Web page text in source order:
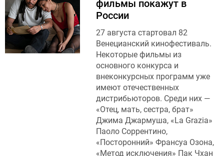
фильмы покажут в
России
27 августа стартовал 82
Венецианский кинофестиваль.
Некоторые фильмы из
основного конкурса и
внеконкурсных программ уже
имеют отечественных
дистрибьюторов. Среди них —
«Отец, мать, сестра, брат»
Джима Джармуша, «La Grazia»
Паоло Соррентино,
«Посторонний» Франсуа Озона,
«Метод исключения» Пак Чхан